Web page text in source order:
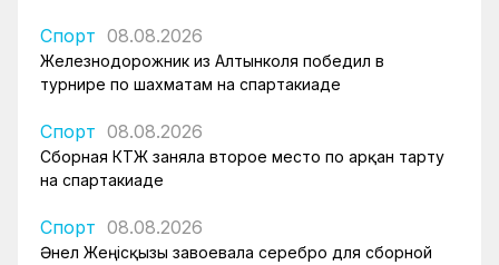
Спорт 08.08.2026
Железнодорожник из Алтынколя победил в
турнире по шахматам на спартакиаде
Спорт 08.08.2026
Сборная КТЖ заняла второе место по арқан тарту
на спартакиаде
Спорт 08.08.2026
Әнел Жеңісқызы завоевала серебро для сборной